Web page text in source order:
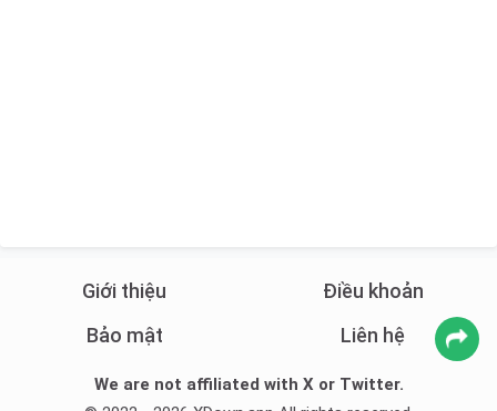
Giới thiệu
Điều khoản
Bảo mật
Liên hệ
We are not affiliated with X or Twitter.